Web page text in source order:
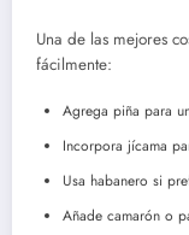
Una de las mejores
fácilmente:
Agrega piña para
Incorpora jícama
Usa habanero si
Añade camarón o